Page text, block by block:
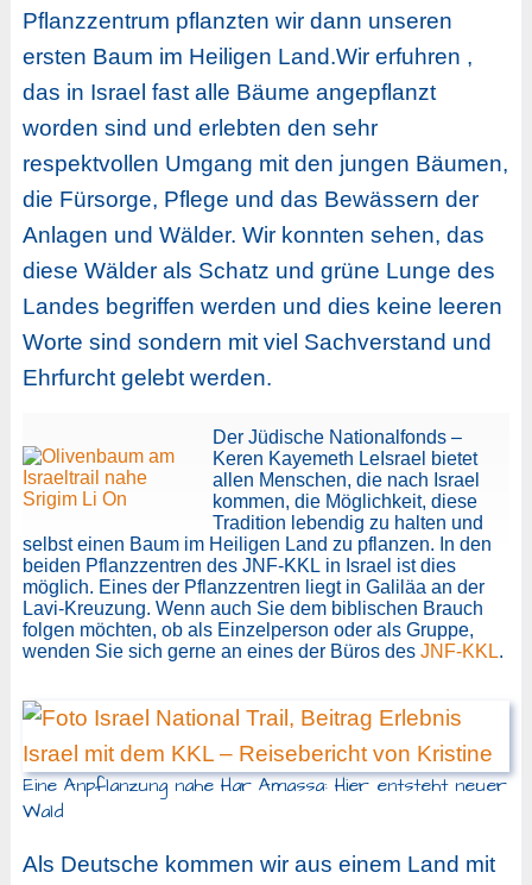
Pflanzzentrum pflanzten wir dann unseren
ersten Baum im Heiligen Land.Wir erfuhren ,
das in Israel fast alle Bäume angepflanzt
worden sind und erlebten den sehr
respektvollen Umgang mit den jungen Bäumen,
die Fürsorge, Pflege und das Bewässern der
Anlagen und Wälder. Wir konnten sehen, das
diese Wälder als Schatz und grüne Lunge des
Landes begriffen werden und dies keine leeren
Worte sind sondern mit viel Sachverstand und
Ehrfurcht gelebt werden.
Der Jüdische Nationalfonds –
Keren Kayemeth LeIsrael bietet
allen Menschen, die nach Israel
kommen, die Möglichkeit, diese
Tradition lebendig zu halten und
selbst einen Baum im Heiligen Land zu pflanzen. In den
beiden Pflanzzentren des JNF-KKL in Israel ist dies
möglich. Eines der Pflanzzentren liegt in Galiläa an der
Lavi-Kreuzung. Wenn auch Sie dem biblischen Brauch
folgen möchten, ob als Einzelperson oder als Gruppe,
wenden Sie sich gerne an eines der Büros des JNF-KKL.
Eine Anpflanzung nahe Har Amassa: Hier entsteht neuer
Wald
Als Deutsche kommen wir aus einem Land mit